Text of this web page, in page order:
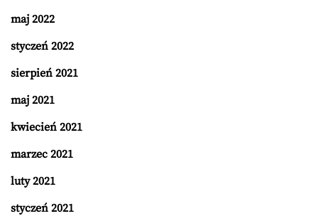
maj 2022
styczeń 2022
sierpień 2021
maj 2021
kwiecień 2021
marzec 2021
luty 2021
styczeń 2021